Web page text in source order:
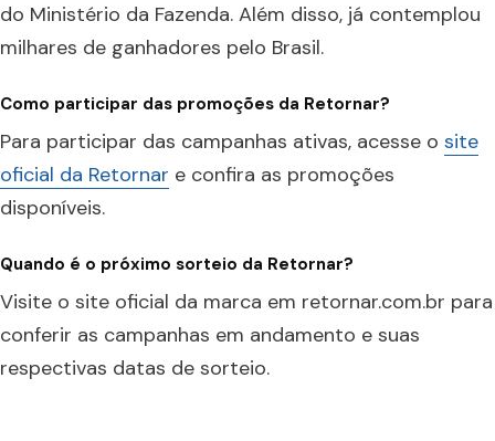
do Ministério da Fazenda. Além disso, já contemplou
milhares de ganhadores pelo Brasil.
Como participar das promoções da Retornar?
Para participar das campanhas ativas, acesse o site
oficial da Retornar e confira as promoções
disponíveis.
Quando é o próximo sorteio da Retornar?
Visite o site oficial da marca em retornar.com.br para
conferir as campanhas em andamento e suas
respectivas datas de sorteio.